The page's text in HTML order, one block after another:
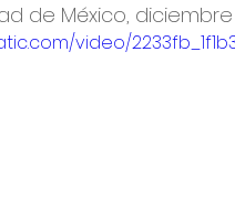
de México, diciembre
video/